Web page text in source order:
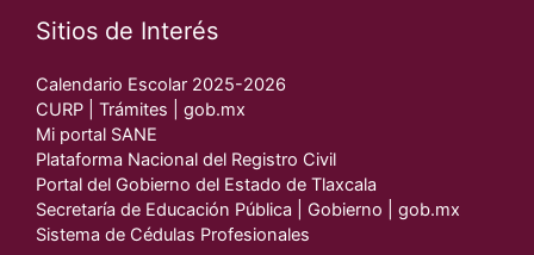
Sitios de Interés
Calendario Escolar 2025-2026
CURP | Trámites | gob.mx
Mi portal SANE
Plataforma Nacional del Registro Civil
Portal del Gobierno del Estado de Tlaxcala
Secretaría de Educación Pública | Gobierno | gob.mx
Sistema de Cédulas Profesionales